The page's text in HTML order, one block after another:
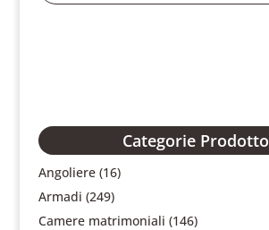
Categorie Prodotto
Angoliere (16)
Armadi (249)
Camere matrimoniali (146)